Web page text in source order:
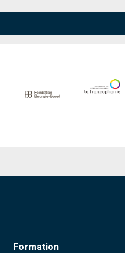
Formation